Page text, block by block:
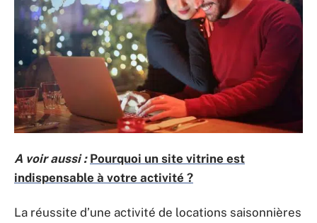
A voir aussi : Pourquoi un site vitrine est
indispensable à votre activité ?
La réussite d’une activité de locations saisonnières